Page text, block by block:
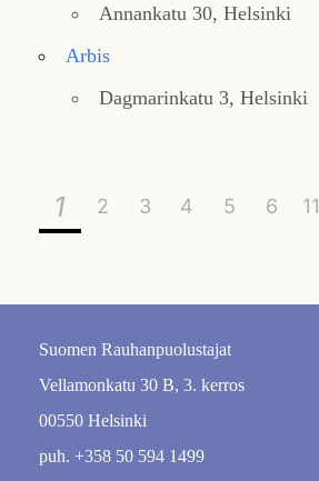
Annankatu 30, Helsinki
Arbis
Dagmarinkatu 3, Helsinki
1 2 3 4 5 6 7
11
Suomen Rauhanpuolustajat
Vellamonkatu 30 B, 3. kerros
00550 Helsinki
puh. +358 50 594 1499